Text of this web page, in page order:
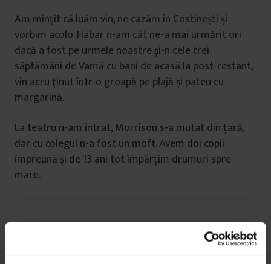
Am mințit că luăm vin, ne cazăm în Costinești și
vorbim acolo. Habar n-am cât ne-a mai urmărit ori
dacă a fost pe urmele noastre și-n cele trei
săptămâni de Vamă cu bani de acasă la post-restant,
vin acru ținut într-o groapă pe plajă și pateu cu
margarină.
La teatru n-am intrat, Morrison s-a mutat din țară,
dar cu colegul n-a fost un moft. Avem doi copii
împreună și de 13 ani tot împărțim drumuri spre
mare.
Prinț blond – Prințesă brunetă